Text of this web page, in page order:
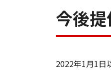
今後
2022年1月1日